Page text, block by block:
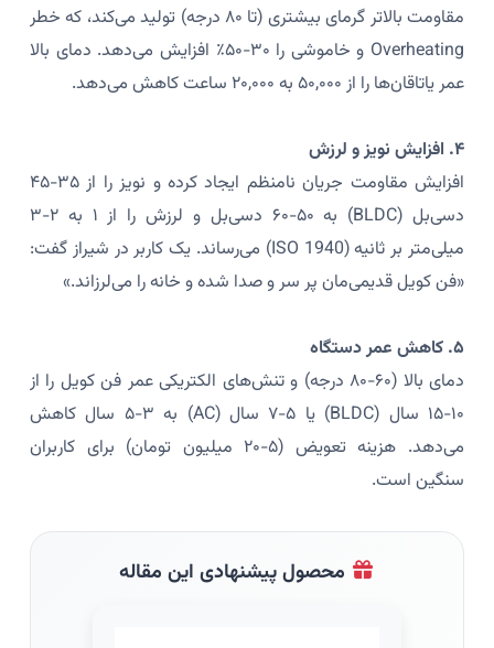
مقاومت بالاتر گرمای بیشتری (تا ۸۰ درجه) تولید می‌کند، که خطر
Overheating و خاموشی را ۳۰-۵۰٪ افزایش می‌دهد. دمای بالا
عمر یاتاقان‌ها را از ۵۰,۰۰۰ به ۲۰,۰۰۰ ساعت کاهش می‌دهد.
۴. افزایش نویز و لرزش
افزایش مقاومت جریان نامنظم ایجاد کرده و نویز را از ۳۵-۴۵
دسی‌بل (BLDC) به ۵۰-۶۰ دسی‌بل و لرزش را از ۱ به ۲-۳
میلی‌متر بر ثانیه (ISO 1940) می‌رساند. یک کاربر در شیراز گفت:
«فن کویل قدیمی‌مان پر سر و صدا شده و خانه را می‌لرزاند.»
۵. کاهش عمر دستگاه
دمای بالا (۶۰-۸۰ درجه) و تنش‌های الکتریکی عمر فن کویل را از
۱۰-۱۵ سال (BLDC) یا ۵-۷ سال (AC) به ۳-۵ سال کاهش
می‌دهد. هزینه تعویض (۵-۲۰ میلیون تومان) برای کاربران
سنگین است.
محصول پیشنهادی این مقاله